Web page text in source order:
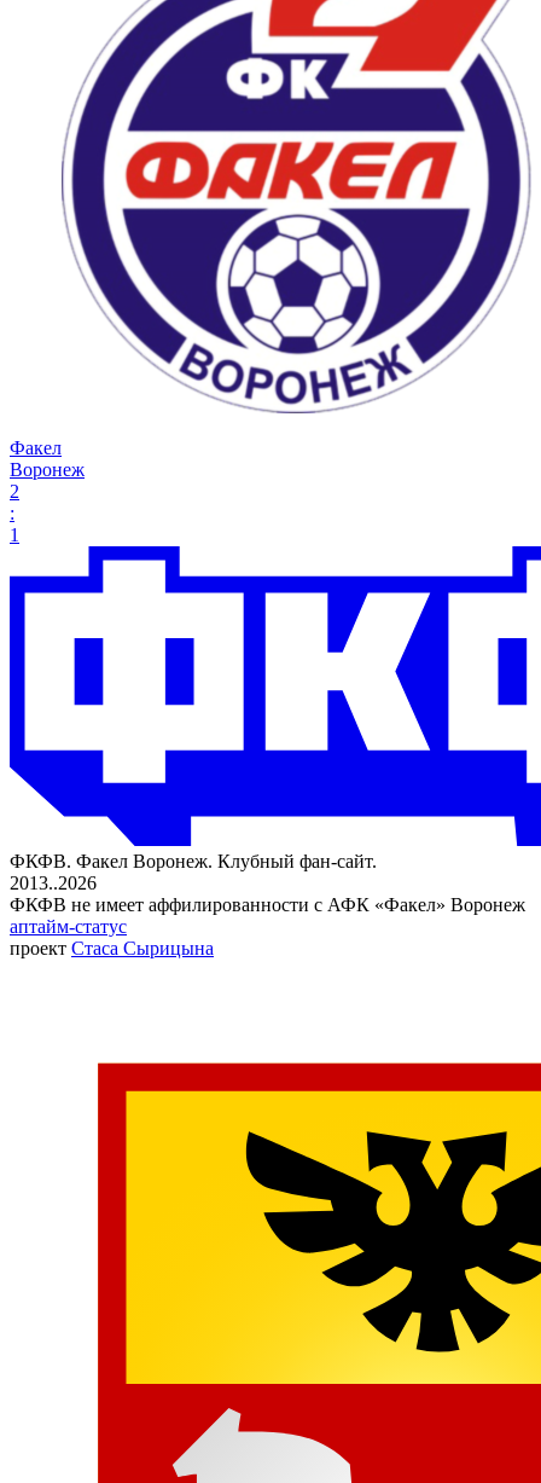
Факел
Воронеж
2
:
1
ФКФВ. Факел Воронеж. Клубный фан-сайт.
2013..2026
ФКФВ не имеет аффилированности с АФК «Факел» Воронеж
аптайм-статус
проект Стаса Сырицына